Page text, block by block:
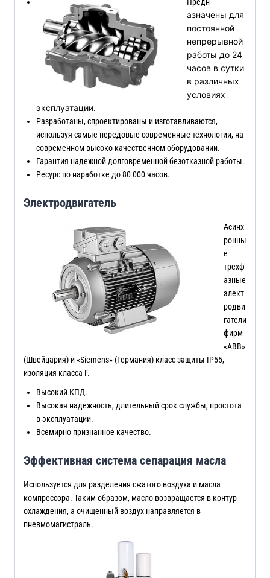
азначены для
постоянной
непрерывной
работы до 24
часов в сутки
в различных
условиях
эксплуатации.
Разработаны, спроектированы и изготавливаются,
используя самые передовые современные технологии, на
современном высоко качественном оборудовании.
Гарантия надежной долговременной безотказной работы.
Ресурс по наработке до 80 000 часов.
Электродвигатель
Асинх
ронны
е
трехф
азные
элект
родви
гатели
фирм
«ABB»
(Швейцария) и «Siemens» (Германия) класс защиты IP55,
изоляция класса F.
Высокий КПД.
Высокая надежность, длительный срок службы, простота
в эксплуатации.
Всемирно признанное качество.
Эффективная система сепарация масла
Используется для разделения сжатого воздуха и масла
компрессора. Таким образом, масло возвращается в контур
охлаждения, а очищенный воздух направляется в
пневмомагистраль.